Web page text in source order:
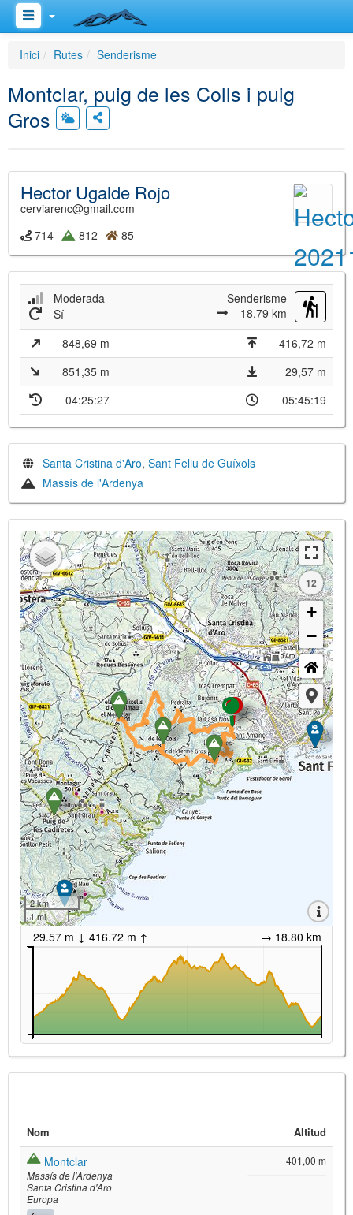
Inici Rutes Senderisme
Montclar, puig de les Colls i puig
Gros
Hector Ugalde Rojo
cerviarenc@gmail.com
714
812 85
Moderada
Senderisme
18,79 km
Sí
848,69 m
416,72 m
851,35 m
29,57 m
04:25:27
05:45:19
Santa Cristina d'Aro, Sant Feliu de Guíxols
Massís de l'Ardenya
12
+
−
2 km
1 mi
29.57 m ↓ 416.72 m ↑ → 18.80 km
Nom Altitud
Montclar
Massís de l'Ardenya
Santa Cristina d'Aro
Europa
401,00 m